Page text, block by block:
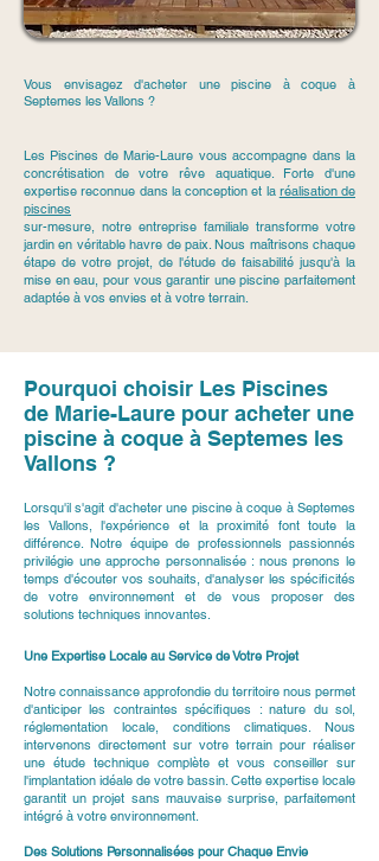
Vous envisagez d'acheter une piscine à coque à
Septemes les Vallons ?
Les Piscines de Marie-Laure vous accompagne dans la
concrétisation de votre rêve aquatique. Forte d'une
expertise reconnue dans la conception et la réalisation de
piscines
sur-mesure, notre entreprise familiale transforme votre
jardin en véritable havre de paix. Nous maîtrisons chaque
étape de votre projet, de l'étude de faisabilité jusqu'à la
mise en eau, pour vous garantir une piscine parfaitement
adaptée à vos envies et à votre terrain.
Pourquoi choisir Les Piscines
de Marie-Laure pour acheter une
piscine à coque à Septemes les
Vallons ?
Lorsqu'il s'agit d'acheter une piscine à coque à Septemes
les Vallons, l'expérience et la proximité font toute la
différence. Notre équipe de professionnels passionnés
privilégie une approche personnalisée : nous prenons le
temps d'écouter vos souhaits, d'analyser les spécificités
de votre environnement et de vous proposer des
solutions techniques innovantes.
Une Expertise Locale au Service de Votre Projet
Notre connaissance approfondie du territoire nous permet
d'anticiper les contraintes spécifiques : nature du sol,
réglementation locale, conditions climatiques. Nous
intervenons directement sur votre terrain pour réaliser
une étude technique complète et vous conseiller sur
l'implantation idéale de votre bassin. Cette expertise locale
garantit un projet sans mauvaise surprise, parfaitement
intégré à votre environnement.
Des Solutions Personnalisées pour Chaque Envie